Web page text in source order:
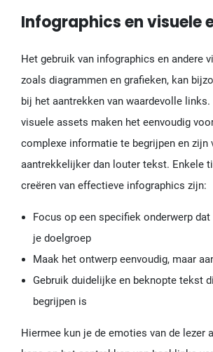
Infographics en visuele
Het gebruik van infographics en andere
zoals diagrammen en grafieken, kan
bij het aantrekken van waardevolle
visuele assets maken het eenvoudig
complexe informatie te begrijpen en zijn
aantrekkelijker dan louter tekst. Enkele
creëren van effectieve infographics zijn:
Focus op een specifiek onderwerp
je doelgroep
Maak het ontwerp eenvoudig, maar
Gebruik duidelijke en beknopte tekst
begrijpen is
Hiermee kun je de emoties van de lezer